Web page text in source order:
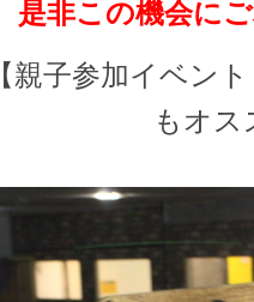
是非この機会に
【親子参加イベン
もオス